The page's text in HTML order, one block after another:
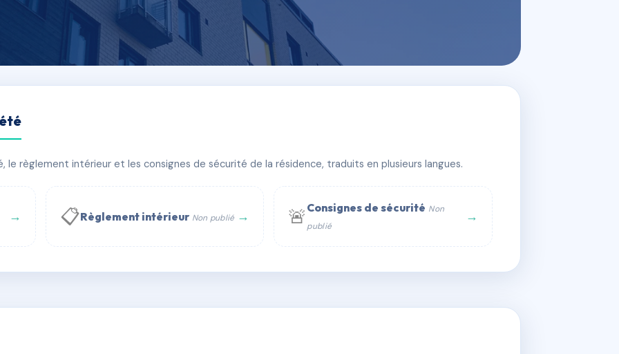
WhatsApp
règlement intérieur et les consignes de sécurité de la résidence, traduits en plusieurs langues.
→ 📋Règlement intérieur Non publié → 🚨 Consignes de sécurité Non
publié
→
AJ1129121 🇫🇷